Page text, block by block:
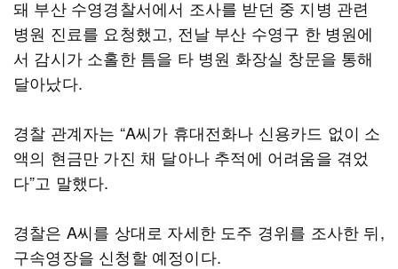
돼 부산 수영경찰서에서 조사를 받던 중 지병 관련
병원 진료를 요청했고, 전날 부산 수영구 한 병원에
서 감시가 소홀한 틈을 타 병원 화장실 창문을 통해
달아났다.
경찰 관계자는 “A씨가 휴대전화나 신용카드 없이 소
액의 현금만 가진 채 달아나 추적에 어려움을 겪었
다”고 말했다.
경찰은 A씨를 상대로 자세한 도주 경위를 조사한 뒤,
구속영장을 신청할 예정이다.